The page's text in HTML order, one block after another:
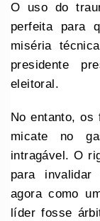
O uso do
perfeita para
miséria
presidente
eleitoral.
No entanto, os
micate no
intragável. O
para invalidar
agora como
líder fosse